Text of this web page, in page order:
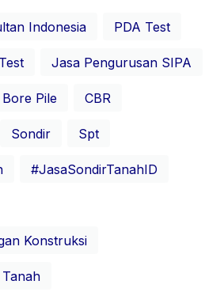
Indonesia PDA Test
Jasa Pengurusan SIPA
Bore Pile CBR
Sondir Spt
#JasaSondirTanahID
Konstruksi